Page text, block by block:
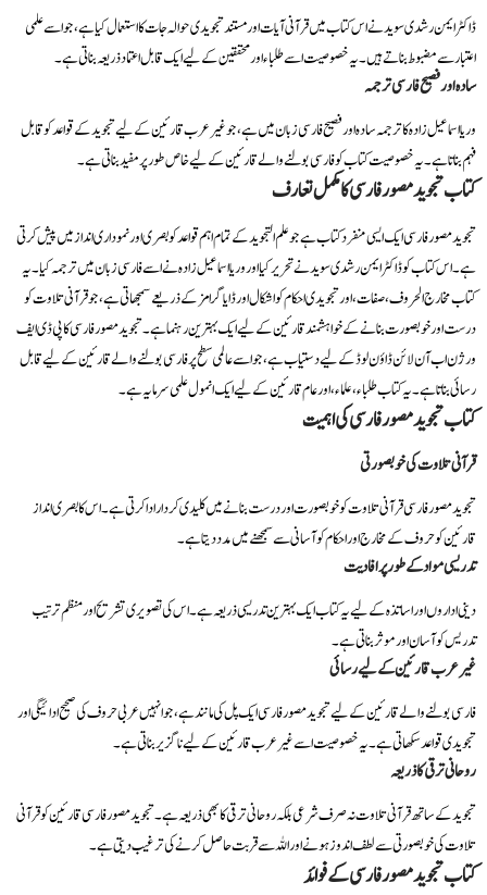
ڈاکٹر ایمن رشدی سوید نے اس کتاب میں قرآنی آیات اور مستند تجویدی حوالہ جات کا استعمال کیا ہے، جو اسے علمی
اعتبار سے مضبوط بناتے ہیں۔ یہ خصوصیت اسے طلباء اور محققین کے لیے ایک قابل اعتماد ذریعہ بناتی ہے۔
سادہ اور فصیح فارسی ترجمہ
وریا اسماعیل زاده کا ترجمہ سادہ اور فصیح فارسی زبان میں ہے، جو غیر عرب قارئین کے لیے تجوید کے قواعد کو قابل
فہم بناتا ہے۔ یہ خصوصیت کتاب کو فارسی بولنے والے قارئین کے لیے خاص طور پر مفید بناتی ہے۔
کتاب تجوید مصور فارسی کا مکمل تعارف
تجوید مصور فارسی ایک ایسی منفرد کتاب ہے جو علم التجوید کے تمام اہم قواعد کو بصری اور نموداری انداز میں پیش کرتی
ہے۔ اس کتاب کو ڈاکٹر ایمن رشدی سوید نے تحریر کیا اور وریا اسماعیل زاده نے اسے فارسی زبان میں ترجمہ کیا۔ یہ
کتاب مخارج الحروف، صفات، اور تجویدی احکام کو اشکال اور ڈایاگرامز کے ذریعے سمجھاتی ہے، جو قرآنی تلاوت کو
درست اور خوبصورت بنانے کے خواہشمند قارئین کے لیے ایک بہترین رہنما ہے۔ تجوید مصور فارسی کا پی ڈی ایف
ورژن اب آن لائن ڈاؤن لوڈ کے لیے دستیاب ہے، جو اسے عالمی سطح پر فارسی بولنے والے قارئین کے لیے قابل
رسائی بناتا ہے۔ یہ کتاب طلباء، علماء، اور عام قارئین کے لیے ایک انمول علمی سرمایہ ہے۔
کتاب تجوید مصور فارسی کی اہمیت
قرآنی تلاوت کی خوبصورتی
تجوید مصور فارسی قرآنی تلاوت کو خوبصورت اور درست بنانے میں کلیدی کردار ادا کرتی ہے۔ اس کا بصری انداز
قارئین کو حروف کے مخارج اور احکام کو آسانی سے سمجھنے میں مدد دیتا ہے۔
تدریسی مواد کے طور پر افادیت
دینی اداروں اور اساتذہ کے لیے یہ کتاب ایک بہترین تدریسی ذریعہ ہے۔ اس کی تصویری تشریح اور منظم ترتیب
تدریس کو آسان اور موثر بناتی ہے۔
غیر عرب قارئین کے لیے رسائی
فارسی بولنے والے قارئین کے لیے تجوید مصور فارسی ایک پل کی مانند ہے، جو انہیں عربی حروف کی صحیح ادائیگی اور
تجویدی قواعد سکھاتی ہے۔ یہ خصوصیت اسے غیر عرب قارئین کے لیے ناگزیر بناتی ہے۔
روحانی ترقی کا ذریعہ
تجوید کے ساتھ قرآنی تلاوت نہ صرف شرعی بلکہ روحانی ترقی کا بھی ذریعہ ہے۔ تجوید مصور فارسی قارئین کو قرآنی
تلاوت کی خوبصورتی سے لطف اندوز ہونے اور اللہ سے قربت حاصل کرنے کی ترغیب دیتی ہے۔
کتاب تجوید مصور فارسی کے فوائد